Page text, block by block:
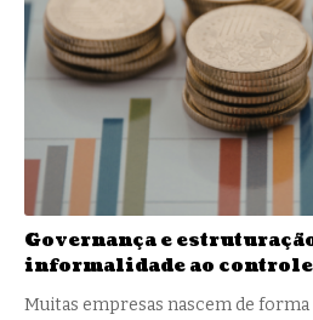
Governança e
informalidade ao controle
Muitas empresas nascem de